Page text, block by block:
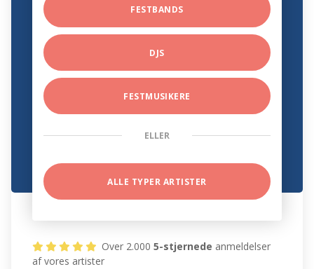
FESTBANDS
DJS
FESTMUSIKERE
ELLER
ALLE TYPER ARTISTER
Over 2.0005-stjernede anmeldelser
af vores artister